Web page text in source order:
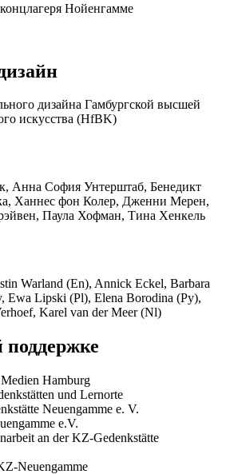
Нойенгамме
дизайна Гамбургской высшей
искусства (HfBK)
Анна София Унтерштаб, Бенедикт
Ханнес фон Колер, Дженни Мерен,
Паула Хофман, Тина Хенкель
Warland (En), Annick Eckel, Barbara
Ewa Lipski (Pl), Elena Borodina (Py),
Karel van der Meer (Nl)
Hamburg
und Lernorte
Neuengamme e. V.
e.V.
an der KZ-Gedenkstätte
Neuengamme